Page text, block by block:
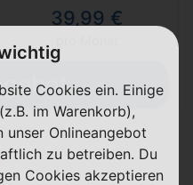
39,99 €
Cookies ein. Einige
im Warenkorb),
unser Onlineangebot
zu betreiben. Du
Cookies akzeptieren